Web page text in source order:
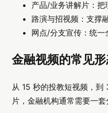
产品/业务讲解片：把
路演与招视频：支撑
网点/分支宣传：统一
金融视频的常见
从 15 秒的投教短视频，
片，金融机构通常需要一套